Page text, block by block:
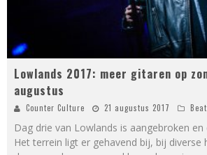
Lowlands 2017: meer gitaren op
augustus
Counter Culture 21 augustus 2017
Dag drie van Lowlands is aangebroken
Het terrein ligt er gehavend bij, bij diverse